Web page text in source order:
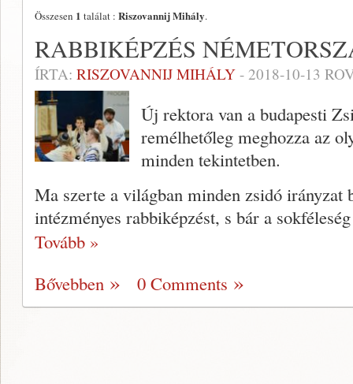
Összesen 1 találat : Riszovannij Mihály.
RABBIKÉPZÉS
ÍRTA: RISZOVANNIJ MIHÁLY - 2018-10-13
Új rektora van a budapesti
remélhetőleg meghozza az
minden tekintetben.
Ma szerte a világban minden zsidó irányzat
intézményes rabbiképzést, s bár a
Tovább »
Bővebben
0 Comments